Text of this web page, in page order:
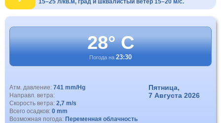
28° C
Погода на 23:30
Атм. давление: 741 mm/Hg
Направл. ветра:
Скорость ветра: 2,7 m/s
Всего осадков: 0 mm
Возможная погода: Переменная облачность
Пятница,
7 Августа 2026